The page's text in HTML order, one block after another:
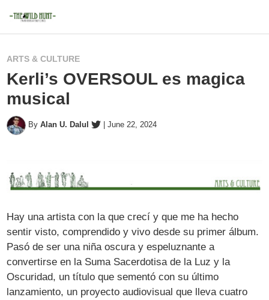
ARTS & CULTURE
Kerli’s OVERSOUL es magica
musical
By Alan U. Dalul | June 22, 2024
Hay una artista con la que crecí y que me ha hecho
sentir visto, comprendido y vivo desde su primer álbum.
Pasó de ser una niña oscura y espeluznante a
convertirse en la Suma Sacerdotisa de la Luz y la
Oscuridad, un título que sementó con su último
lanzamiento, un proyecto audiovisual que lleva cuatro